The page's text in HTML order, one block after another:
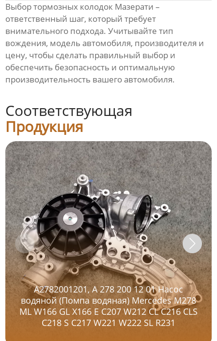
Выбортормозных колодок Мазерати –
ответственный шаг, который требует
внимательного подхода. Учитывайте тип
вождения, модель автомобиля, производителя и
цену, чтобы сделать правильный выбор и
обеспечить безопасность и оптимальную
производительность вашего автомобиля.
Соответствующая
Продукция
A2782001201, A 278 200 12 01 Насос
водяной (Помпа водяная) Mercedes M278
ML W166 GL X166 E C207 W212 CL C216 CLS
C218 S C217 W221 W222 SL R231